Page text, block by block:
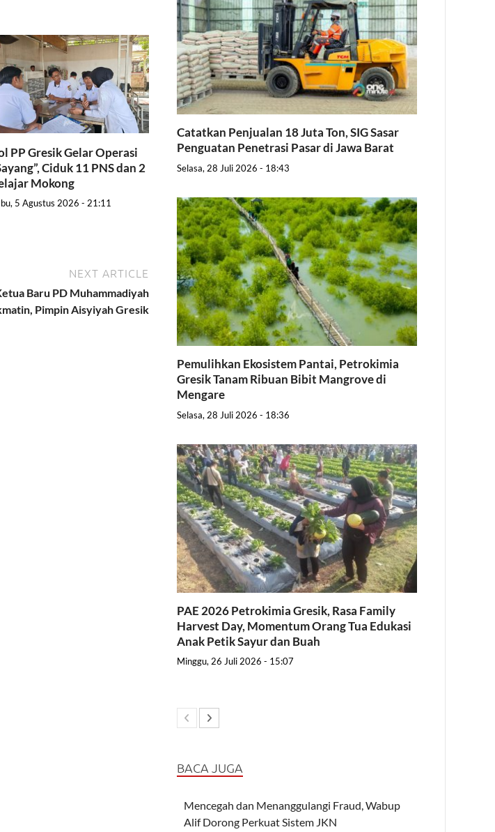
PP Gresik Gelar Operasi
Ciduk 11 PNS dan 2
Mokong
5 Agustus 2026 - 21:11
NEXT ARTICLE
Baru PD Muhammadiyah
Pimpin Aisyiyah Gresik
Catatkan Penjualan 18 Juta Ton, SIG Sasar
Penguatan Penetrasi Pasar di Jawa Barat
Selasa, 28 Juli 2026 - 18:43
Pemulihkan Ekosistem Pantai, Petrokimia
Gresik Tanam Ribuan Bibit Mangrove di
Mengare
Selasa, 28 Juli 2026 - 18:36
PAE 2026 Petrokimia Gresik, Rasa Family
Harvest Day, Momentum Orang Tua Edukasi
Anak Petik Sayur dan Buah
Minggu, 26 Juli 2026 - 15:07
BACA JUGA
Mencegah dan Menanggulangi Fraud, Wabup
Alif Dorong Perkuat Sistem JKN